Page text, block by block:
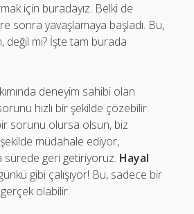
için buradayız. Belki de
sonra yavaşlamaya başladı. Bu,
değil mi? İşte tam burada
deneyim sahibi olan
hızlı bir şekilde çözebilir.
sorunu olursa olsun, biz
şekilde müdahale ediyor,
sürede geri getiriyoruz. Hayal
gibi çalışıyor! Bu, sadece bir
olabilir.